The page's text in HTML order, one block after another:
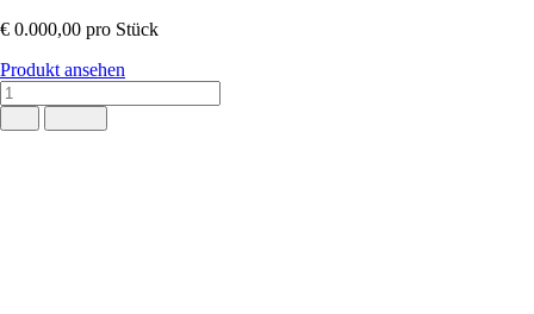
€ 0.000,00 pro Stück
Produkt ansehen